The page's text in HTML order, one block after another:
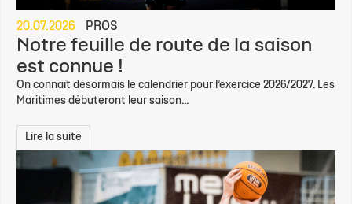
20.07.2026 PROS
Notre feuille de route de la saison
est connue !
On connaît désormais le calendrier pour l’exercice 2026/2027. Les
Maritimes débuteront leur saison...
Lire la suite